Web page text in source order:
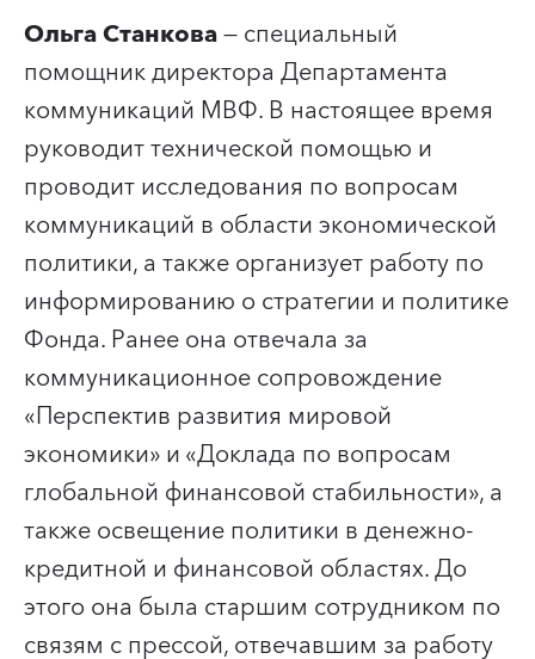
Ольга Станкова— специальный
помощник директора Департамента
коммуникаций МВФ. В настоящее время
руководит технической помощью и
проводит исследования по вопросам
коммуникаций в области экономической
политики, а также организует работу по
информированию о стратегии и политике
Фонда. Ранее она отвечала за
коммуникационное сопровождение
«Перспектив развития мировой
экономики» и «Доклада по вопросам
глобальной финансовой стабильности», а
также освещение политики в денежно-
кредитной и финансовой областях. До
этого она была старшим сотрудником по
связям с прессой, отвечавшим за работу